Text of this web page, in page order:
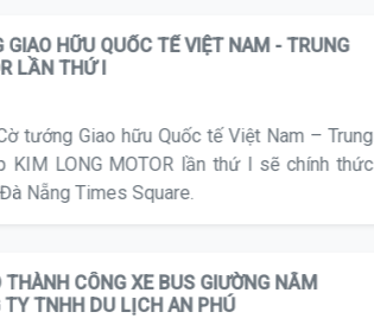
GIAO HỮU QUỐC TẾ VIỆT NAM - TRUNG
LẦN THỨ I
tướng Giao hữu Quốc tế Việt Nam – Trung
KIM LONG MOTOR lần thứ I sẽ chính thức
Nẵng Times Square.
CÔNG XE BUS GIƯỜNG NẰM
TNHH DU LỊCH AN PHÚ